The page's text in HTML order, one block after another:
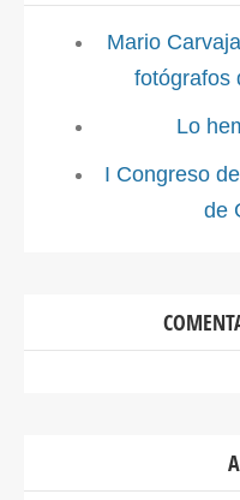
Mario
fotógrafos
Lo
I Congreso
de